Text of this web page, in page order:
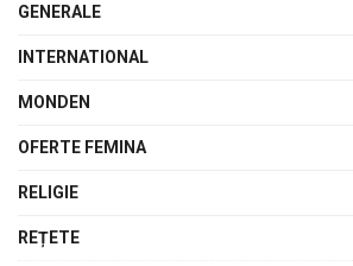
GENERALE
INTERNATIONAL
MONDEN
OFERTE FEMINA
RELIGIE
REȚETE